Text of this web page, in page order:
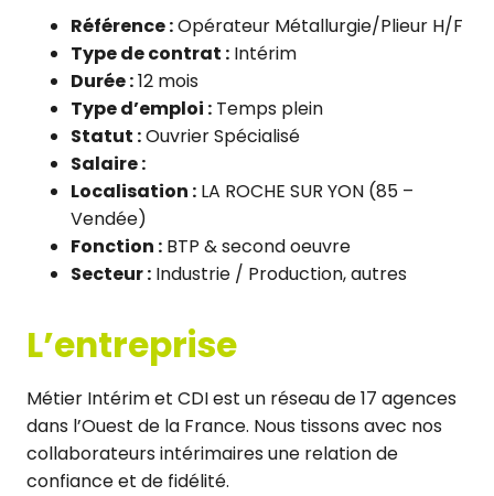
Référence :Opérateur Métallurgie/Plieur H/F
Type de contrat : Intérim
Durée :12 mois
Type d’emploi : Temps plein
Statut :Ouvrier Spécialisé
Salaire :
Localisation : LA ROCHE SUR YON (85 –
Vendée)
Fonction : BTP & second oeuvre
Secteur : Industrie / Production, autres
L’entreprise
Métier Intérim et CDI est un réseau de 17 agences
dans l’Ouest de la France. Nous tissons avec nos
collaborateurs intérimaires une relation de
confiance et de fidélité.